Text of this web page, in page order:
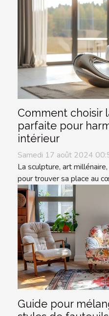
Comment choisir
parfaite pour
intérieur
Samedi 17 août 2024
La sculpture, art
pour trouver sa place au
Guide pour